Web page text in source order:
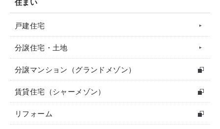
戸建住宅
分譲住宅・土地
分譲マンション（グランドメゾン）
賃貸住宅（シャーメゾン）
リフォーム